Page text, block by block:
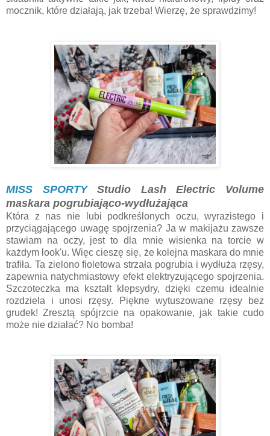
mocznik, które działają, jak trzeba! Wierzę, że sprawdzimy!
MISS SPORTYStudio Lash Electric Volume
maskara pogrubiająco-wydłużająca
Która z nas nie lubi podkreślonych oczu, wyrazistego i
przyciągającego uwagę spojrzenia? Ja w makijażu zawsze
stawiam na oczy, jest to dla mnie wisienka na torcie w
każdym look'u. Więc cieszę się, że kolejna maskara do mnie
trafiła. Ta zielono fioletowa strzała pogrubia i wydłuża rzęsy,
zapewnia natychmiastowy efekt elektryzującego spojrzenia.
Szczoteczka ma kształt klepsydry, dzięki czemu idealnie
rozdziela i unosi rzęsy. Piękne wytuszowane rzęsy bez
grudek! Zresztą spójrzcie na opakowanie, jak takie cudo
może nie działać? No bomba!